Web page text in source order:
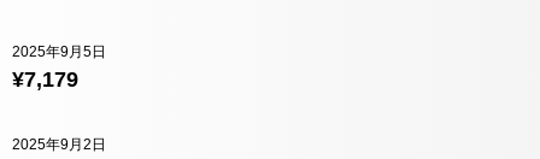
¥7,179
2025年9月5日
2025年9月2日